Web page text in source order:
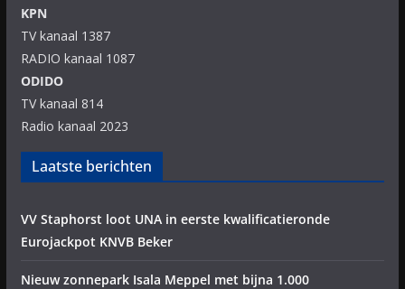
KPN
TV kanaal 1387
RADIO kanaal 1087
ODIDO
TV kanaal 814
Radio kanaal 2023
Laatste berichten
VV Staphorst loot UNA in eerste kwalificatieronde
Eurojackpot KNVB Beker
Nieuw zonnepark Isala Meppel met bijna 1.000